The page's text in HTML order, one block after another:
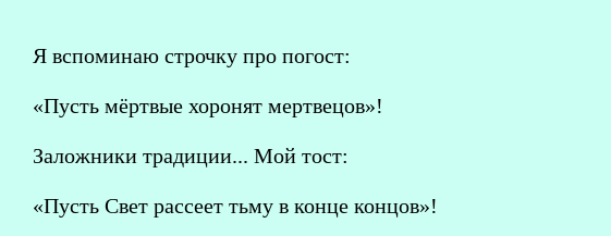
Я вспоминаю строчку про погост:
«Пусть мёртвые хоронят мертвецов»!
Заложники традиции... Мой тост:
«Пусть Свет рассеет тьму в конце концов»!